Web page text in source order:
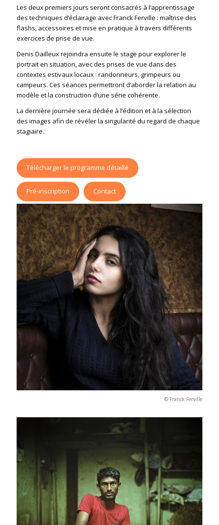
Les deux premiers jours seront consacrés à l’apprentissage
des techniques d’éclairage avec Franck Ferville : maîtrise des
flashs, accessoires et mise en pratique à travers différents
exercices de prise de vue.
Denis Dailleux rejoindra ensuite le stage pour explorer le
portrait en situation, avec des prises de vue dans des
contextes estivaux locaux : randonneurs, grimpeurs ou
campeurs. Ces séances permettront d’aborder la relation au
modèle et la construction d’une série cohérente.
La dernière journée sera dédiée à l’édition et à la sélection
des images afin de révéler la singularité du regard de chaque
stagiaire.
Télécharger le programme détaillé
Pré-inscription Contact
© Franck Ferville